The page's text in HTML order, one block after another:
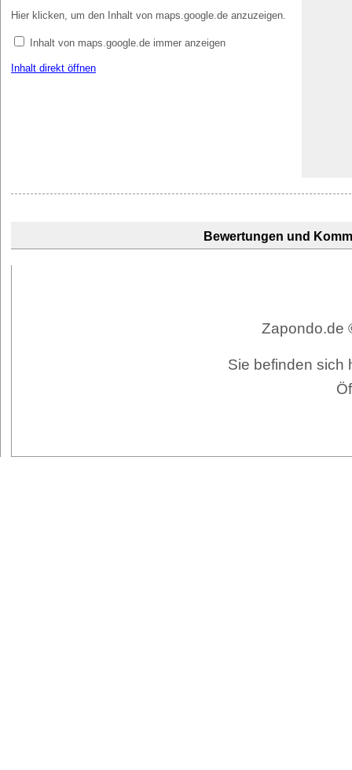
Hier klicken, um den Inhalt von maps.google.de anzuzeigen.
Inhalt von maps.google.de immer anzeigen
Inhalt direkt öffnen
Bewertungen und
Zapondo.de
Sie befinden sich